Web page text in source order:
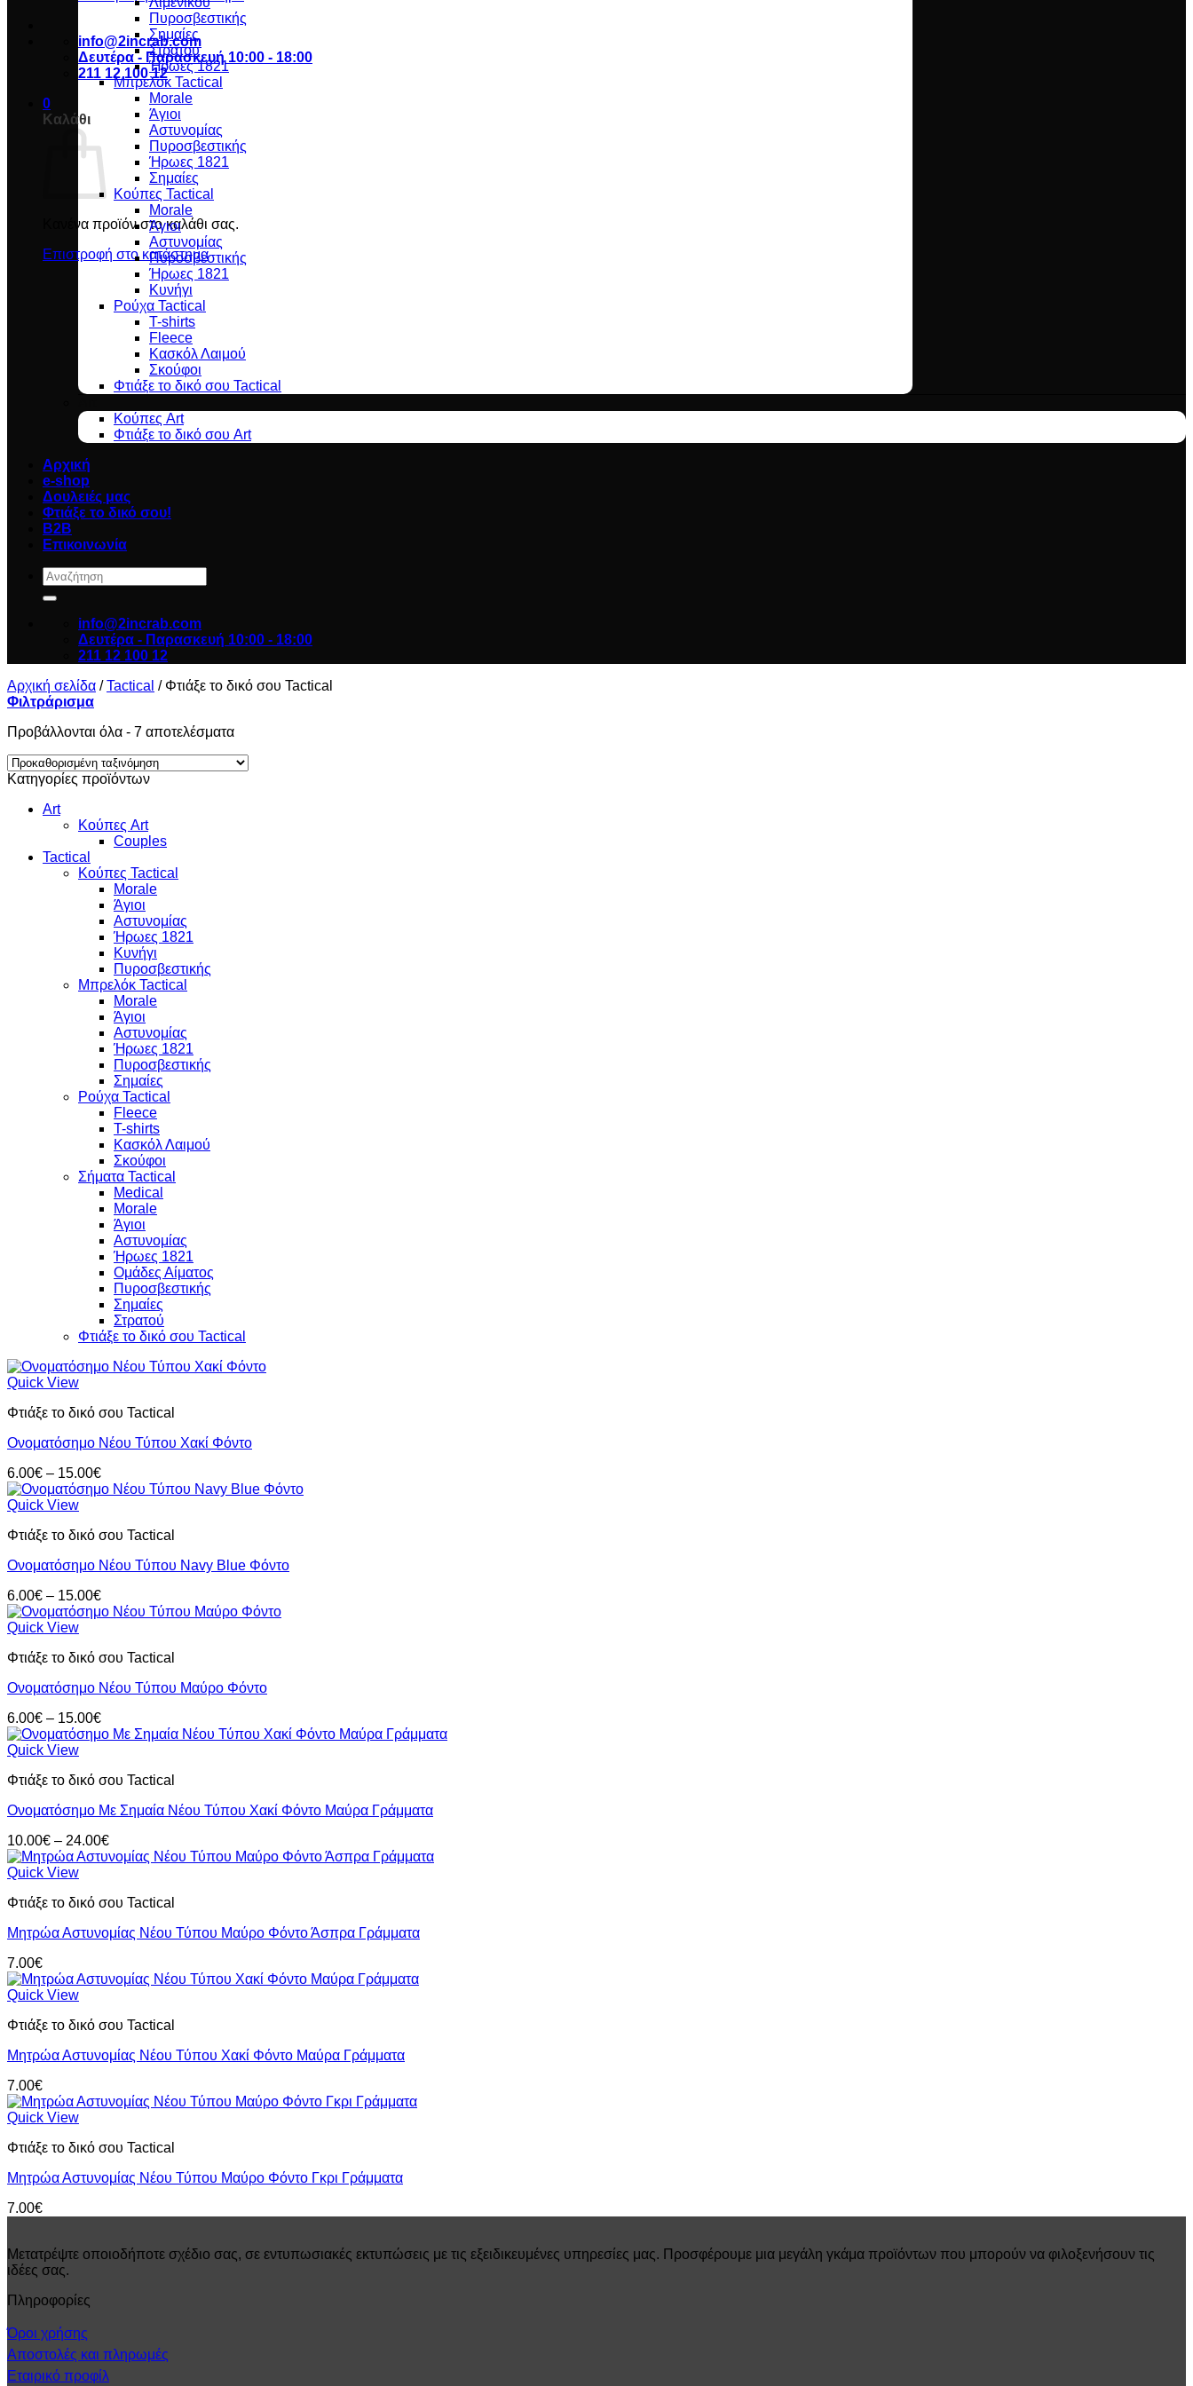
info@2incrab.com
Δευτέρα - Παρασκευή 10:00 - 18:00
211 12 100 12
0
Καλάθι
Κανένα προϊόν στο καλάθι σας.
Επιστροφή στο κατάστημα
Πυροσβεστικής
Σημαίες
Στρατού
Ήρωες 1821
Μπρελόκ Tactical
Morale
Άγιοι
Αστυνομίας
Πυροσβεστικής
Ήρωες 1821
Σημαίες
Κούπες Tactical
Morale
Άγιοι
Αστυνομίας
Πυροσβεστικής
Ήρωες 1821
Κυνήγι
Ρούχα Tactical
T-shirts
Fleece
Κασκόλ Λαιμού
Σκούφοι
Φτιάξε το δικό σου Tactical
Κούπες Art
Φτιάξε το δικό σου Art
Αρχική
e-shop
Δουλειές μας
Φτιάξε το δικό σου!
B2B
Επικοινωνία
Αναζήτηση
για:
info@2incrab.com
Δευτέρα - Παρασκευή 10:00 - 18:00
211 12 100 12
Αρχική σελίδα / Tactical /Φτιάξε το δικό σου Tactical
Φιλτράρισμα
Προβάλλονται όλα - 7 αποτελέσματα
Κατηγορίες προϊόντων
Art
Κούπες Art
Couples
Tactical
Κούπες Tactical
Morale
Άγιοι
Αστυνομίας
Ήρωες 1821
Κυνήγι
Πυροσβεστικής
Μπρελόκ Tactical
Morale
Άγιοι
Αστυνομίας
Ήρωες 1821
Πυροσβεστικής
Σημαίες
Ρούχα Tactical
Fleece
T-shirts
Κασκόλ Λαιμού
Σκούφοι
Σήματα Tactical
Medical
Morale
Άγιοι
Αστυνομίας
Ήρωες 1821
Ομάδες Αίματος
Πυροσβεστικής
Σημαίες
Στρατού
Φτιάξε το δικό σου Tactical
Quick View
Φτιάξε το δικό σου Tactical
Ονοματόσημο Νέου Τύπου Χακί Φόντο
6.00€ – 15.00€Price
range:
15.00€
Quick View
Φτιάξε το δικό σου Tactical
Ονοματόσημο Νέου Τύπου Navy Blue Φόντο
6.00€ – 15.00€Price
range:
15.00€
Quick View
Φτιάξε το δικό σου Tactical
Ονοματόσημο Νέου Τύπου Μαύρο Φόντο
6.00€ – 15.00€Price
range:
15.00€
Quick View
Φτιάξε το δικό σου Tactical
Ονοματόσημο Με Σημαία Νέου Τύπου Χακί Φόντο Μαύρα Γράμματα
10.00€ – 24.00€Price
range:
24.00€
Quick View
Φτιάξε το δικό σου Tactical
Μητρώα Αστυνομίας Νέου Τύπου Μαύρο Φόντο Άσπρα Γράμματα
7.00€
Quick View
Φτιάξε το δικό σου Tactical
Μητρώα Αστυνομίας Νέου Τύπου Χακί Φόντο Μαύρα Γράμματα
7.00€
Quick View
Φτιάξε το δικό σου Tactical
Μητρώα Αστυνομίας Νέου Τύπου Μαύρο Φόντο Γκρι Γράμματα
7.00€
Μετατρέψτε οποιοδήποτε σχέδιο σας, σε εντυπωσιακές εκτυπώσεις με τις εξειδικευμένες υπηρεσίες μας. Προσφέρουμε μια μεγάλη γκάμα προϊόντων που μπορούν να φιλοξενήσουν τις
ιδέες σας.
Πληροφορίες
Όροι χρήσης
Αποστολές και πληρωμές
Εταιρικό προφίλ